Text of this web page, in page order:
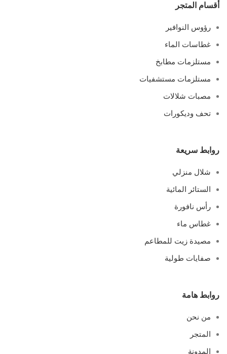
أقسام المتجر
رؤوس النوافير
غطاسات الماء
مستلزمات مطابخ
مستلزمات مستشفيات
مصبات شلالات
تحف وديكورات
روابط سريعة
شلال منزلي
الستائر المائية
رأس نافورة
غطاس ماء
مصيدة زيت للمطاعم
صفايات طولية
روابط هامة
من نحن
المتجر
المدونة